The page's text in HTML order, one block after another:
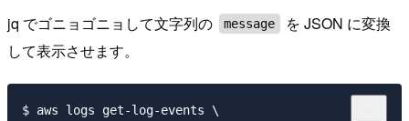
jq でゴニョゴニョして文字列の message
を JSON に変換
して表示させます。
$ aws logs get-log-events \